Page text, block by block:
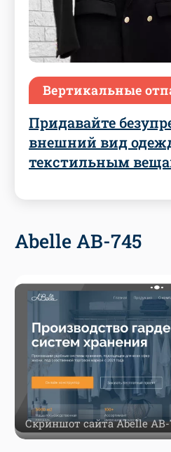
Вертикальные
Придавайте
внешний вид
текстильным
Abelle AB-745
Скриншот сайта Abelle AB-